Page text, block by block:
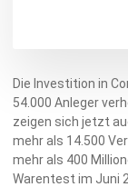
Die Investition in
54.000 Anleger
zeigen sich jetzt
mehr als 14.500
mehr als 400
Warentest im Juni